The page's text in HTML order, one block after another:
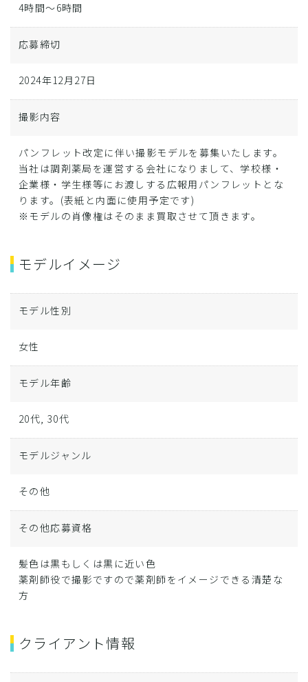
4時間～6時間
応募締切
2024年12月27日
撮影内容
パンフレット改定に伴い撮影モデルを募集いたします。
当社は調剤薬局を運営する会社になりまして、学校様・
企業様・学生様等にお渡しする広報用パンフレットとな
ります。(表紙と内面に使用予定です)
※モデルの肖像権はそのまま買取させて頂きます。
モデルイメージ
モデル性別
女性
モデル年齢
20代, 30代
モデルジャンル
その他
その他応募資格
髪色は黒もしくは黒に近い色
薬剤師役で撮影ですので薬剤師をイメージできる清楚な
方
クライアント情報